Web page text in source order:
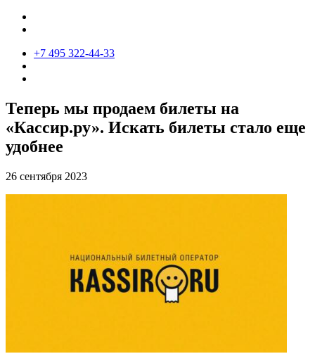
+7 495 322-44-33
Теперь мы продаем билеты на
«Кассир.ру». Искать билеты стало еще
удобнее
26 сентября 2023